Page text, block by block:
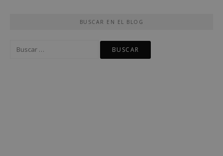
BUSCAR EN EL BLOG